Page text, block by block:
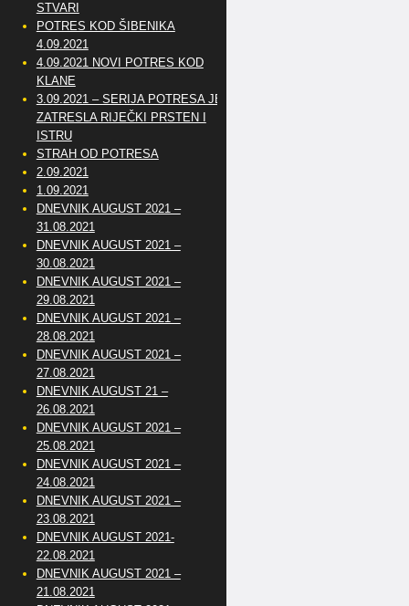
STVARI
POTRES KOD ŠIBENIKA
4.09.2021
4.09.2021 NOVI POTRES KOD
KLANE
3.09.2021 – SERIJA POTRESA JE
ZATRESLA RIJEČKI PRSTEN I
ISTRU
STRAH OD POTRESA
2.09.2021
1.09.2021
DNEVNIK AUGUST 2021 –
31.08.2021
DNEVNIK AUGUST 2021 –
30.08.2021
DNEVNIK AUGUST 2021 –
29.08.2021
DNEVNIK AUGUST 2021 –
28.08.2021
DNEVNIK AUGUST 2021 –
27.08.2021
DNEVNIK AUGUST 21 –
26.08.2021
DNEVNIK AUGUST 2021 –
25.08.2021
DNEVNIK AUGUST 2021 –
24.08.2021
DNEVNIK AUGUST 2021 –
23.08.2021
DNEVNIK AUGUST 2021-
22.08.2021
DNEVNIK AUGUST 2021 –
21.08.2021